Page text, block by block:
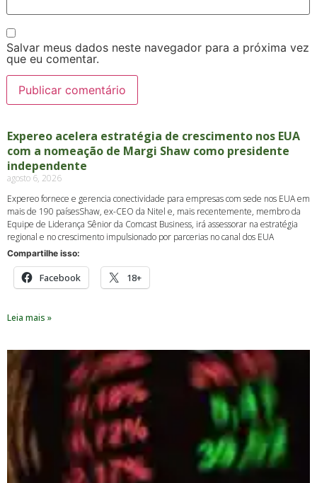
Salvar meus dados neste navegador para a próxima vez
que eu comentar.
Expereo acelera estratégia de crescimento nos EUA
com a nomeação de Margi Shaw como presidente
independente
agosto 6, 2026
Expereo fornece e gerencia conectividade para empresas com sede nos EUA em
mais de 190 paísesShaw, ex-CEO da Nitel e, mais recentemente, membro da
Equipe de Liderança Sênior da Comcast Business, irá assessorar na estratégia
regional e no crescimento impulsionado por parcerias no canal dos EUA
Compartilhe isso:
Facebook 18+
Leia mais »